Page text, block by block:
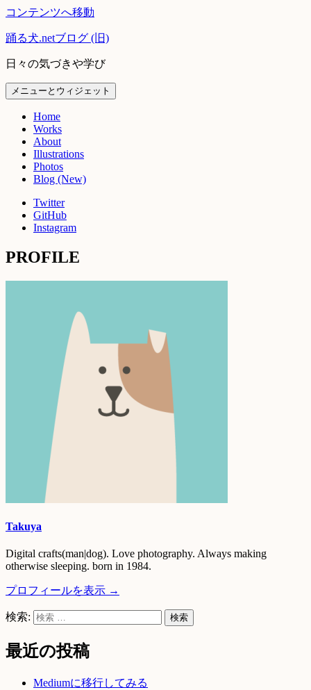
コンテンツへ移動
踊る犬.netブログ (旧)
日々の気づきや学び
メニューとウィジェット
Home
Works
About
Illustrations
Photos
Blog (New)
Twitter
GitHub
Instagram
PROFILE
Takuya
Digital crafts(man|dog). Love photography. Always making
otherwise sleeping. born in 1984.
プロフィールを表示 →
検索:
最近の投稿
Mediumに移行してみる